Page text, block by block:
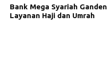
Bank Mega Syariah
Layanan Haji dan Umrah